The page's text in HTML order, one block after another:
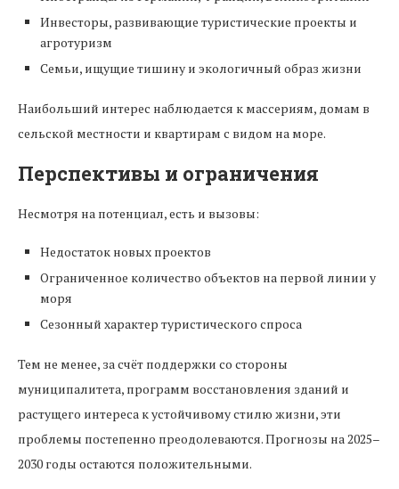
Инвесторы, развивающие туристические проекты и
агротуризм
Семьи, ищущие тишину и экологичный образ жизни
Наибольший интерес наблюдается к массериям, домам в
сельской местности и квартирам с видом на море.
Перспективы и ограничения
Несмотря на потенциал, есть и вызовы:
Недостаток новых проектов
Ограниченное количество объектов на первой линии у
моря
Сезонный характер туристического спроса
Тем не менее, за счёт поддержки со стороны
муниципалитета, программ восстановления зданий и
растущего интереса к устойчивому стилю жизни, эти
проблемы постепенно преодолеваются. Прогнозы на 2025–
2030 годы остаются положительными.